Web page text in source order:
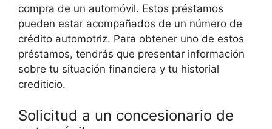
compra de un automóvil. Estos préstamos
pueden estar acompañados de un número de
crédito automotriz. Para obtener uno de estos
préstamos, tendrás que presentar información
sobre tu situación financiera y tu historial
crediticio.
Solicitud a un concesionario de